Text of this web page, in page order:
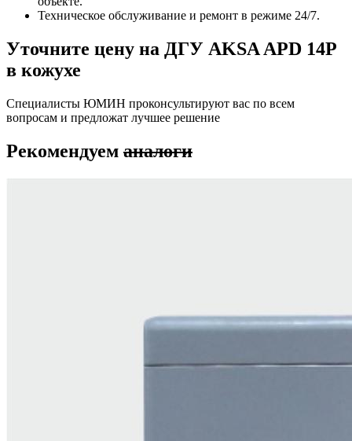
Техническое обслуживание и ремонт в режиме 24/7.
Уточните цену на ДГУ AKSA APD 14P
в кожухе
Специалисты ЮМИН проконсультируют вас по всем
вопросам и предложат лучшее решение
Рекомендуем аналоги